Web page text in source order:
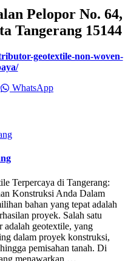
Pelopor No. 64,
Tangerang 15144
geotextile-non-woven-
WhatsApp
Terpercaya di Tangerang:
Konstruksi Anda Dalam
bahan yang tepat adalah
proyek. Salah satu
adalah geotextile, yang
dalam proyek konstruksi,
pemisahan tanah. Di
menawarkan …